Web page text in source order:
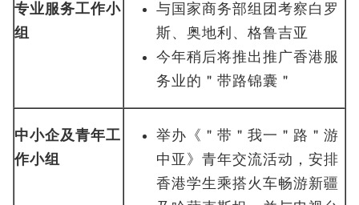
专业服务工作小
组
与国家商务部组团考察白罗
斯、奥地利、格鲁吉亚
今年稍后将推出推广香港服
务业的＂带路锦囊＂
中小企及青年工
作小组
举办《＂带＂我一＂路＂游
中亚》青年交流活动，安排
香港学生乘搭火车畅游新疆